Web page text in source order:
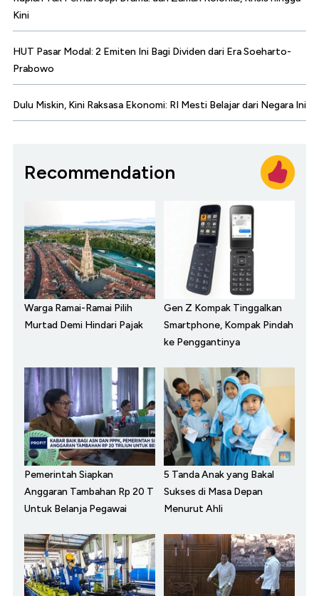
Kini
HUT Pasar Modal: 2 Emiten Ini Bagi Dividen dari Era Soeharto-
Prabowo
Dulu Miskin, Kini Raksasa Ekonomi: RI Mesti Belajar dari Negara Ini
Recommendation
Warga Ramai-Ramai Pilih
Murtad Demi Hindari Pajak
Gen Z Kompak Tinggalkan
Smartphone, Kompak Pindah
ke Penggantinya
Pemerintah Siapkan
Anggaran Tambahan Rp 20 T
Untuk Belanja Pegawai
5 Tanda Anak yang Bakal
Sukses di Masa Depan
Menurut Ahli